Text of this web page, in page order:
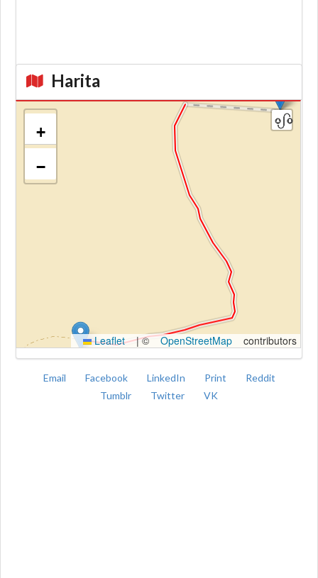
Harita
+
−
Leaflet |© OpenStreetMap contributors
Email Facebook LinkedIn Print
Reddit
Tumblr
Twitter VK